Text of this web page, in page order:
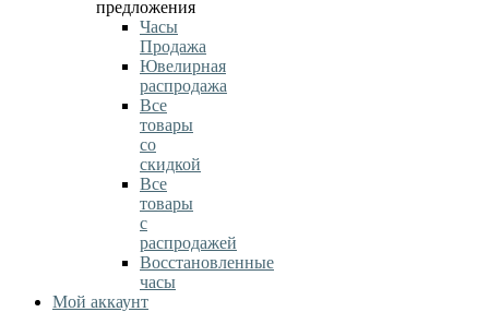
предложения
Часы
Продажа
Ювелирная
распродажа
Все
товары
со
скидкой
Все
товары
с
распродажей
Восстановленные
часы
Мой аккаунт